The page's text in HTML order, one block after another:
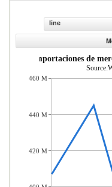
line
Importaciones de
460 M
440 M
420 M